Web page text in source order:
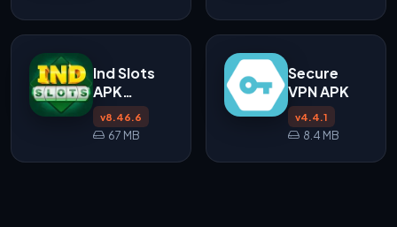
Ind Slots
APK
v8.46.6
v8.46.6
67 MB
Secure
VPN APK
v4.4.1
8.4 MB